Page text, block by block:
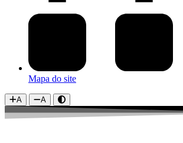
Mapa do site
A A